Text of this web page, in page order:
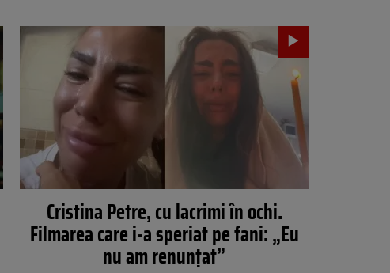
Cristina Petre, cu lacrimi în ochi.
Filmarea care i-a speriat pe fani: „Eu
nu am renunțat”